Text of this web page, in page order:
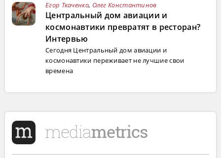
Егор Ткаченко, Олег Константинов
Центральный дом авиации и
космонавтики превратят в ресторан?
Интервью
Сегодня Центральный дом авиации и
космонавтики переживает не лучшие свои
времена